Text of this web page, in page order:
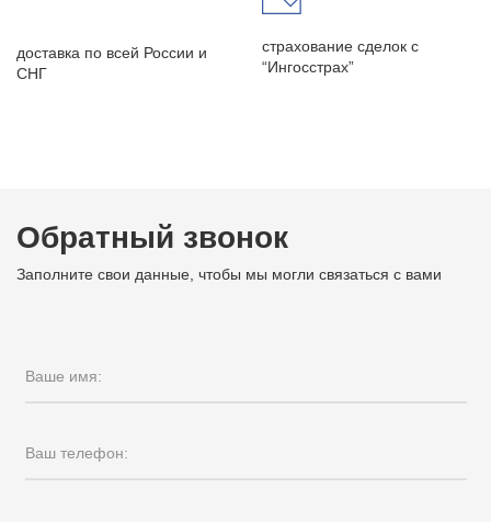
доставка по всей России и
СНГ
страхование сделок с
“Ингосстрах”
Обратный звонок
Заполните свои данные, чтобы мы могли связаться с вами
Ваше имя:
Ваш телефон: